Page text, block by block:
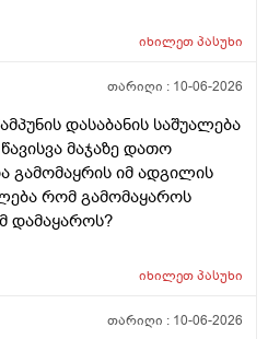
თუ ანა ფილოქსიოზე არ
არიან მზად ყოფნაში გუშინ
ყველგან და რატომ
კლინიკებში რატომ ეს
იხილეთპასუხი
თარიღი : 10-06-2026
დასაბანის საშუალება
მაჯაზე დათო
იმ ადგილის
რომ გამომაყაროს
დამაყაროს?
იხილეთპასუხი
თარიღი : 10-06-2026